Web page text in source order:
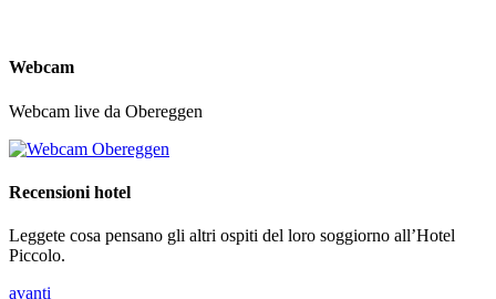
Webcam
Webcam live da Obereggen
Recensioni hotel
Leggete cosa pensano gli altri ospiti del loro soggiorno all’Hotel
Piccolo.
avanti